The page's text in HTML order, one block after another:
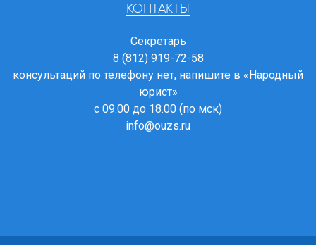
КОНТАКТЫ
Секретарь
8 (812) 919-72-58
консультаций по телефону нет, напишите в «Народный
юрист»
с 09.00 до 18.00 (по мск)
info@ouzs.ru